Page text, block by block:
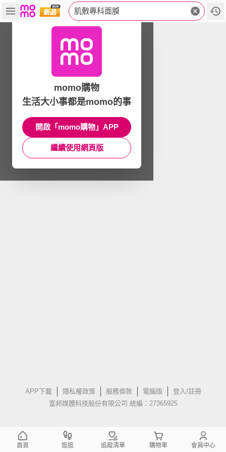
肌敷專科面膜
APP下載 隱私權政策 服務條款 電腦版
登入/註冊
富邦媒體科技股份有限公司 統編：27365925
momo購物
生活大小事都是momo的事
開啟「momo購物」APP
繼續使用網頁版
首頁 逛逛 追蹤清單 購物車 會員中心